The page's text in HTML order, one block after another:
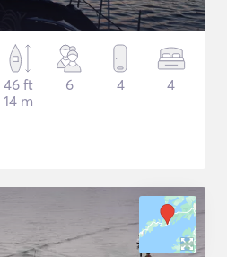
46 ft
14 m
6 4 4